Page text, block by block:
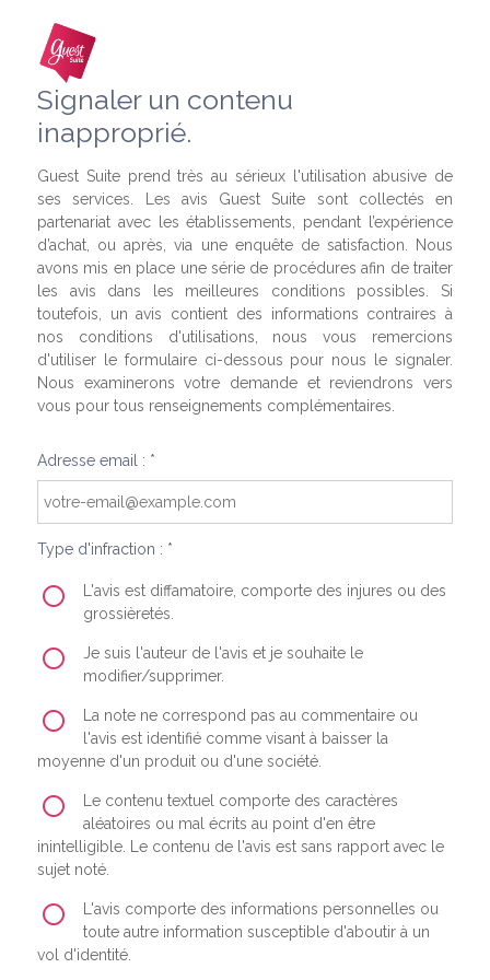
Signaler un contenu
inapproprié.
Guest Suite prend très au sérieux l'utilisation abusive de
ses services. Les avis Guest Suite sont collectés en
partenariat avec les établissements, pendant l’expérience
d’achat, ou après, via une enquête de satisfaction. Nous
avons mis en place une série de procédures afin de traiter
les avis dans les meilleures conditions possibles. Si
toutefois, un avis contient des informations contraires à
nos conditions d'utilisations, nous vous remercions
d'utiliser le formulaire ci-dessous pour nous le signaler.
Nous examinerons votre demande et reviendrons vers
vous pour tous renseignements complémentaires.
Adresse email : *
Type d'infraction : *
L'avis est diffamatoire, comporte des injures ou des
grossièretés.
Je suis l'auteur de l'avis et je souhaite le
modifier/supprimer.
La note ne correspond pas au commentaire ou
l'avis est identifié comme visant à baisser la
moyenne d'un produit ou d'une société.
Le contenu textuel comporte des caractères
aléatoires ou mal écrits au point d'en être
inintelligible. Le contenu de l'avis est sans rapport avec le
sujet noté.
L'avis comporte des informations personnelles ou
toute autre information susceptible d'aboutir à un
vol d'identité.